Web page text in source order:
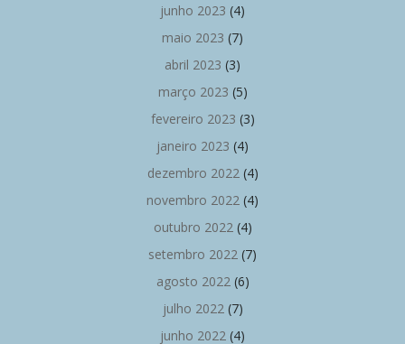
junho 2023 (4)
maio 2023 (7)
abril 2023 (3)
março 2023 (5)
fevereiro 2023 (3)
janeiro 2023 (4)
dezembro 2022 (4)
novembro 2022 (4)
outubro 2022 (4)
setembro 2022 (7)
agosto 2022 (6)
julho 2022 (7)
junho 2022 (4)